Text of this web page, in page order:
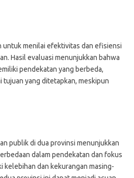
untuk menilai efektivitas dan efisiensi
Hasil evaluasi menunjukkan bahwa
pendekatan yang berbeda,
tujuan yang ditetapkan, meskipun
publik di dua provinsi menunjukkan
dalam pendekatan dan fokus
kelebihan dan kekurangan masing-